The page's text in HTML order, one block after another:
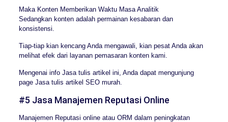
Maka Konten Memberikan Waktu Masa Analitik
Sedangkan konten adalah permainan kesabaran dan
konsistensi.
Tiap-tiap kian kencang Anda mengawali, kian pesat Anda akan
melihat efek dari layanan pemasaran konten kami.
Mengenai info Jasa tulis artikel ini, Anda dapat mengunjung
page Jasa tulis artikel SEO murah.
#5 Jasa Manajemen Reputasi Online
Manajemen Reputasi online atau ORM dalam peningkatan